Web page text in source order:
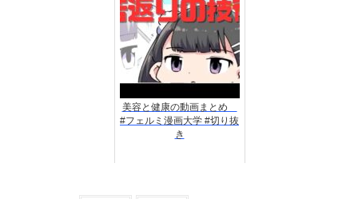
美容と健康の動画まとめ
#フェルミ漫画大学 #切り抜
き